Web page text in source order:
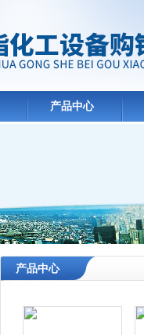
产品中心
产品中心